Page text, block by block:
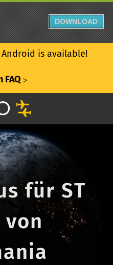
is available!
FAQ ᐳ
für ST
von
DOWNLOAD